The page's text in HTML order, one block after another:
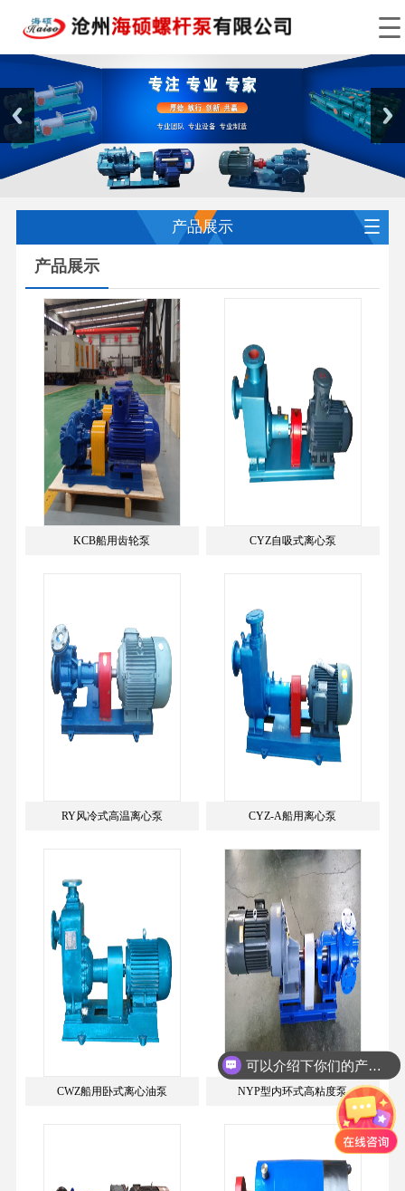
产品展示
产品展示
KCB船用齿轮泵 CYZ自吸式离心泵
RY风冷式高温离心泵 CYZ-A船用离心泵
CWZ船用卧式离心油泵 NYP型内环式高粘度泵
可以介绍下你们的产品么？